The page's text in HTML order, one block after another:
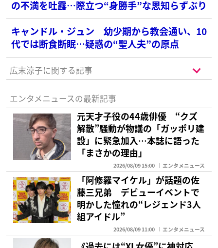
の不満を吐露…際立つ“身勝手”な恩知らずぶり
キャンドル・ジュン 幼少期から教会通い、10
代では断食断眠…疑惑の“聖人夫”の原点
広末涼子に関する記事
エンタメニュースの最新記事
元天才子役の44歳俳優 “クズ
解散”騒動が物議の「ガッポリ建
設」に緊急加入…本誌に語った
「まさかの理由」
2026/08/09 15:00 エンタメニュース
「阿修羅マイケル」が話題の佐
藤三兄弟 デビューイベントで
明かした憧れの“レジェンド3人
組アイドル”
2026/08/09 11:00 エンタメニュース